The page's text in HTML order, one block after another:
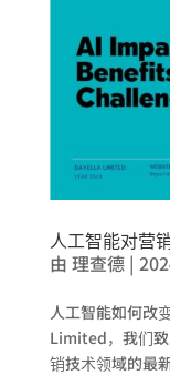
人工智能对营
由 理查德|
人工智能如何改
Limited，我们
销技术领域的最